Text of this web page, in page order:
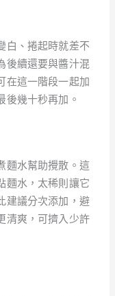
白、捲起時就差不
後續還要與醬汁混
在這一階段一起加
後幾十秒再加。
麵水幫助攪散。這
麵水，太稀則讓它
建議分次添加，避
清爽，可擠入少許